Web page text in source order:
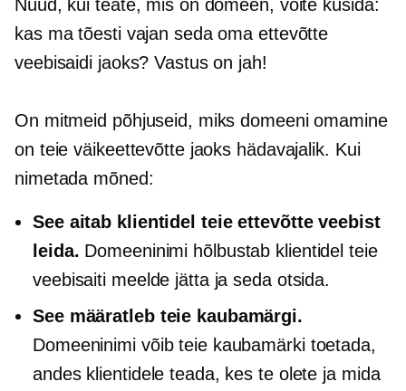
Nüüd, kui teate, mis on domeen, võite küsida:
kas ma tõesti vajan seda oma ettevõtte
veebisaidi jaoks? Vastus on jah!
On mitmeid põhjuseid, miks domeeni omamine
on teie väikeettevõtte jaoks hädavajalik. Kui
nimetada mõned:
See aitab klientidel teie ettevõtte veebist
leida. Domeeninimi hõlbustab klientidel teie
veebisaiti meelde jätta ja seda otsida.
See määratleb teie kaubamärgi.
Domeeninimi võib teie kaubamärki toetada,
andes klientidele teada, kes te olete ja mida